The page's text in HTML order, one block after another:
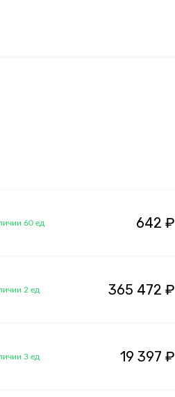
60 ед 642 ₽
2 ед 365 472 ₽
3 ед 19 397 ₽